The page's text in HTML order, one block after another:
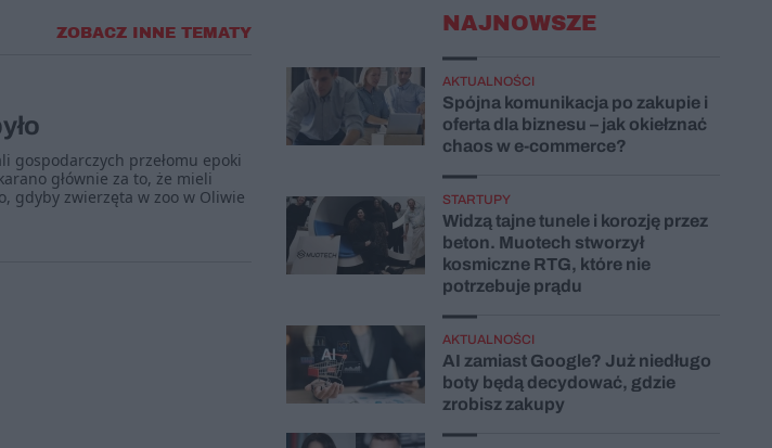
ZOBACZ INNE TEMATY
gospodarczych przełomu epoki
głównie za to, że mieli
gdyby zwierzęta w zoo w Oliwie
NAJNOWSZE
AKTUALNOŚCI
Spójna komunikacja po zakupie i
oferta dla biznesu – jak okiełznać
chaos w e-commerce?
STARTUPY
Widzą tajne tunele i korozję przez
beton. Muotech stworzył
kosmiczne RTG, które nie
potrzebuje prądu
AKTUALNOŚCI
AI zamiast Google? Już niedługo
boty będą decydować, gdzie
zrobisz zakupy